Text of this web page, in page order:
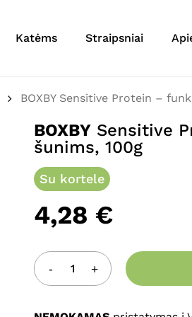
Katėms Straipsniai
BOXBY Sensitive Protein –
BOXBY Sensitive
šunims, 100g
Su kortele
4,28 €
Būkite pirmas aprašęs
Jūsų atsiliepimas